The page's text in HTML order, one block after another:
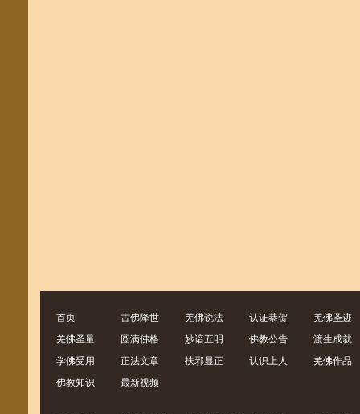
首页 古佛降世 羌佛说法 认证恭贺
羌佛圣迹
羌佛圣量
圆满佛格 妙谙五明 佛教公告
渡生成就
学佛受用
正法文章 扶邪显正 认识上人
羌佛作品
佛教知识
最新视频